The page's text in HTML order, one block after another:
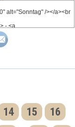
14 15
16